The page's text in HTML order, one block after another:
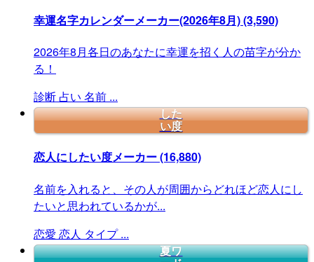
幸運名字カレンダーメーカー(2026年8月)(3,590)
2026年8月各日のあなたに幸運を招く人の苗字が分か
る！
診断 占い 名前 ...
した
い度
恋人にしたい度メーカー(16,880)
名前を入れると、その人が周囲からどれほど恋人にし
たいと思われているかが...
恋愛 恋人 タイプ ...
夏ワ